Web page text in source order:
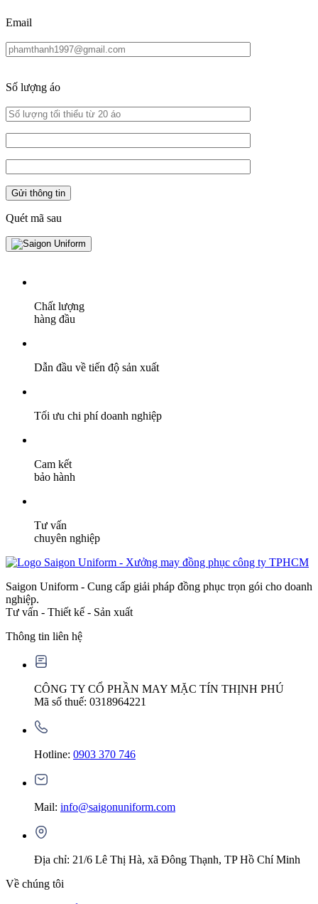
Email
Số lượng áo
Quét mã sau
Chất lượng
hàng đầu
Dẫn đầu về tiến độ sản xuất
Tối ưu chi phí doanh nghiệp
Cam kết
bảo hành
Tư vấn
chuyên nghiệp
Saigon Uniform - Cung cấp giải pháp đồng phục trọn gói cho doanh
nghiệp.
Tư vấn - Thiết kế - Sản xuất
Thông tin liên hệ
CÔNG TY CỔ PHẦN MAY MẶC TÍN THỊNH PHÚ
Mã số thuế: 0318964221
Hotline: 0903 370 746
Mail: info@saigonuniform.com
Địa chỉ: 21/6 Lê Thị Hà, xã Đông Thạnh, TP Hồ Chí Minh
Về chúng tôi